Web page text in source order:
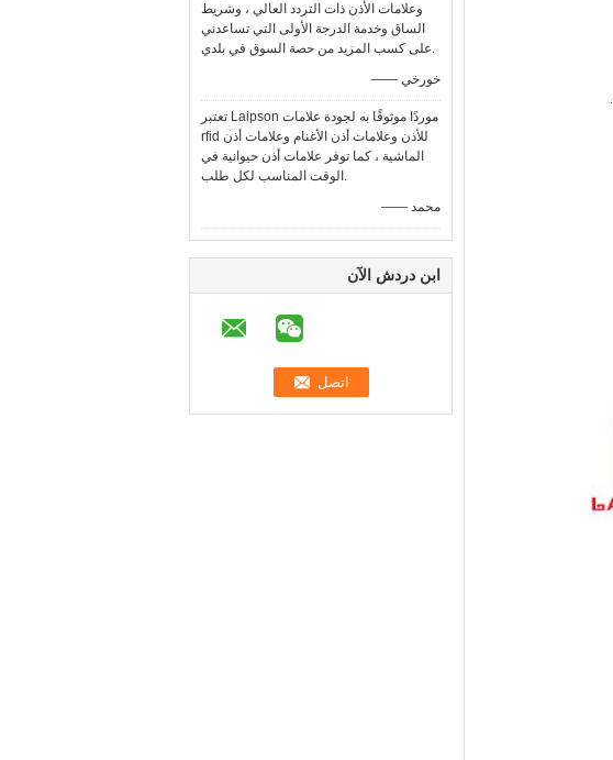
وعلامات الأذن ذات التردد العالي ، وشريط
الساق وخدمة الدرجة الأولى التي تساعدني
على كسب المزيد من حصة السوق في بلدي.
—— خورخي
تعتبر Laipson موردًا موثوقًا به لجودة علامات
rfid للأذن وعلامات أذن الأغنام وعلامات أذن
الماشية ، كما توفر علامات أذن حيوانية في
الوقت المناسب لكل طلب.
—— محمد
ابن دردش الآن